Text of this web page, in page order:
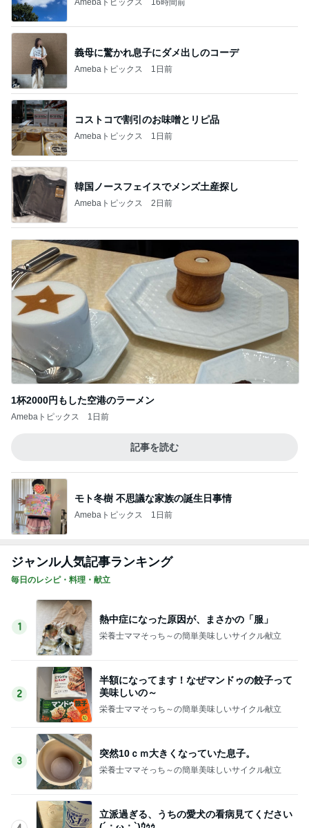
義母に驚かれ息子にダメ出しのコーデ
Amebaトピックス 1日前
コストコで割引のお味噌とリピ品
Amebaトピックス 1日前
韓国ノースフェイスでメンズ土産探し
Amebaトピックス 2日前
1杯2000円もした空港のラーメン
Amebaトピックス 1日前
記事を読む
モト冬樹 不思議な家族の誕生日事情
Amebaトピックス 1日前
ジャンル人気記事ランキング
毎日のレシピ・料理・献立
1
熱中症になった原因が、まさかの「服」
栄養士ママそっち～の簡単美味しいサイクル献立
2
半額になってます！なぜマンドゥの餃子って
美味しいの～
栄養士ママそっち～の簡単美味しいサイクル献立
3
突然10ｃｍ大きくなっていた息子。
栄養士ママそっち～の簡単美味しいサイクル献立
立派過ぎる、うちの愛犬の看病見てください